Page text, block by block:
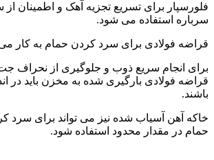
فلورسپار برای تسریع تجزیه آهک و اطمینان از
سرباره استفاده می شود.
قراضه فولادی برای سرد کردن حمام به کار
برای انجام سریع ذوب و جلوگیری از نحراف
قراضه فولادی بارگیری شده به مخزن باید در
باشند.
خاکه آهن آسیاب شده نیز می تواند برای سرد
حمام در مقدار محدود استفاده شود.